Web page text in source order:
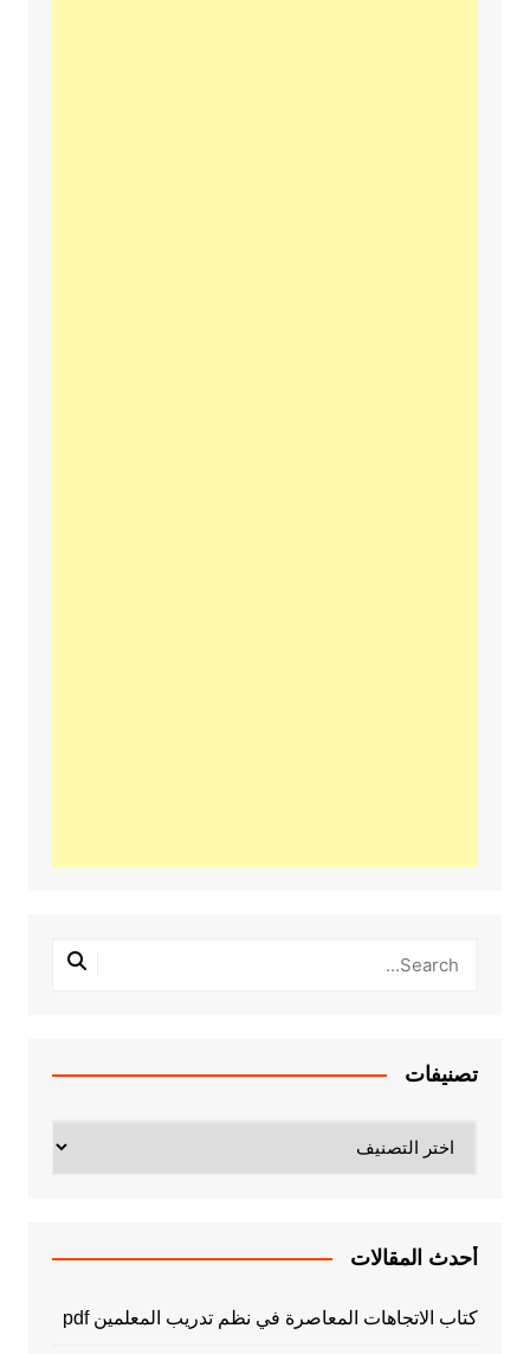
تصنيفات
أحدث المقالات
كتاب الاتجاهات المعاصرة في نظم تدريب المعلمين pdf